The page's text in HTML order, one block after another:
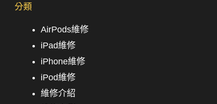
分類
AirPods維修
iPad維修
iPhone維修
iPod維修
維修介紹